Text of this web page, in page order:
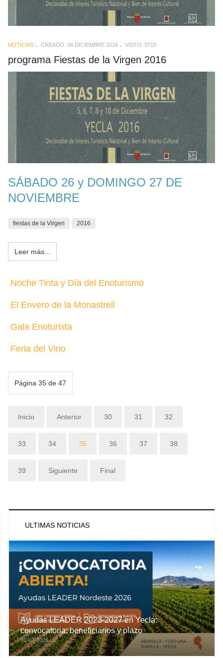
NOTICIAS CREADO: 06 DICIEMBRE 2016 VISTO: 3715
programa Fiestas de la Virgen 2016
SÁBADO 26 y DOMINGO 27 DE
NOVIEMBRE
fiestas de la Virgen 2016
Leer más...
Noche Tinta y Día del Enoturismo
El Envero de la Monastrell
Gala Enoturista
Feria del Vino
Página 35 de 47
Inicio Anterior 30 31 32
33 34 35 36 37 38
39 Siguiente Final
ULTIMAS NOTICIAS
Ayudas LEADER 2023-2027 en Yecla:
convocatoria, beneficiarios y plazo
31-07-2026